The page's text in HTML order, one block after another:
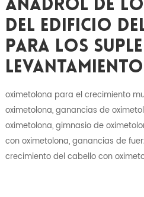
Anadrol De
Del Edificio
Para Los
Levantamiento
oximetolona para el crecimiento
oximetolona, ​​ganancias de
oximetolona, ​​gimnasio de
con oximetolona, ​​ganancias de
crecimiento del cabello con